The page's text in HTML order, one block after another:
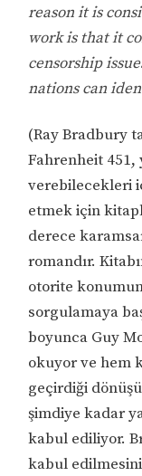
reason it is
work is that it
censorship
nations can
(Ray Bradbury
Fahrenheit 451,
verebilecekleri
etmek için
derece
romandır.
otorite
sorgulamaya
boyunca Guy
okuyor ve hem
geçirdiği
şimdiye kadar
kabul ediliyor.
kabul